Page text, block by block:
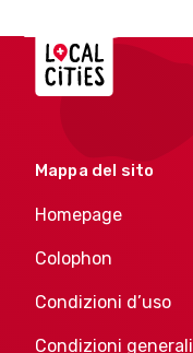
Localcities
Mappa del sito
Homepage
Colophon
Condizioni d’uso
Condizioni generali